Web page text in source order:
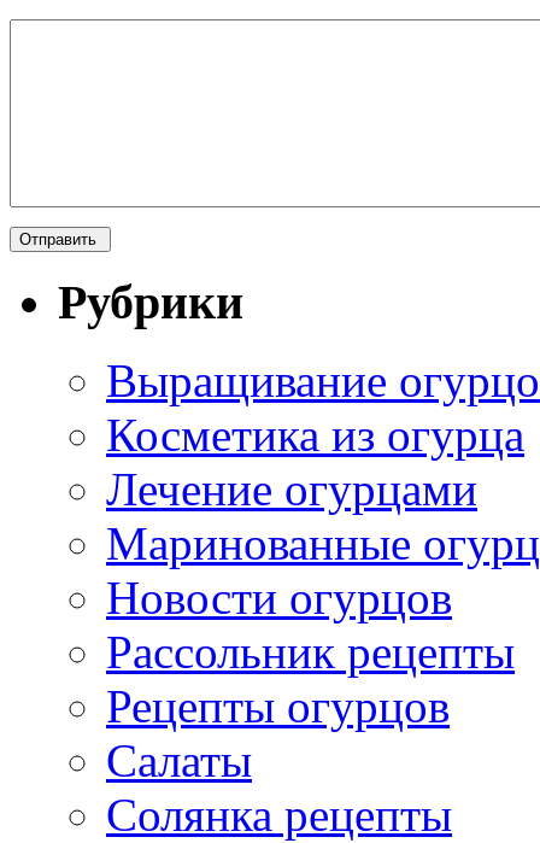
Рубрики
Выращивание
Косметика из огурца
Лечение огурцами
Маринованные
Новости огурцов
Рассольник рецепты
Рецепты огурцов
Салаты
Солянка рецепты